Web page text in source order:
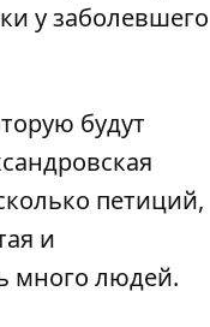
у заболевшего
будут
петиций,
и
много людей.